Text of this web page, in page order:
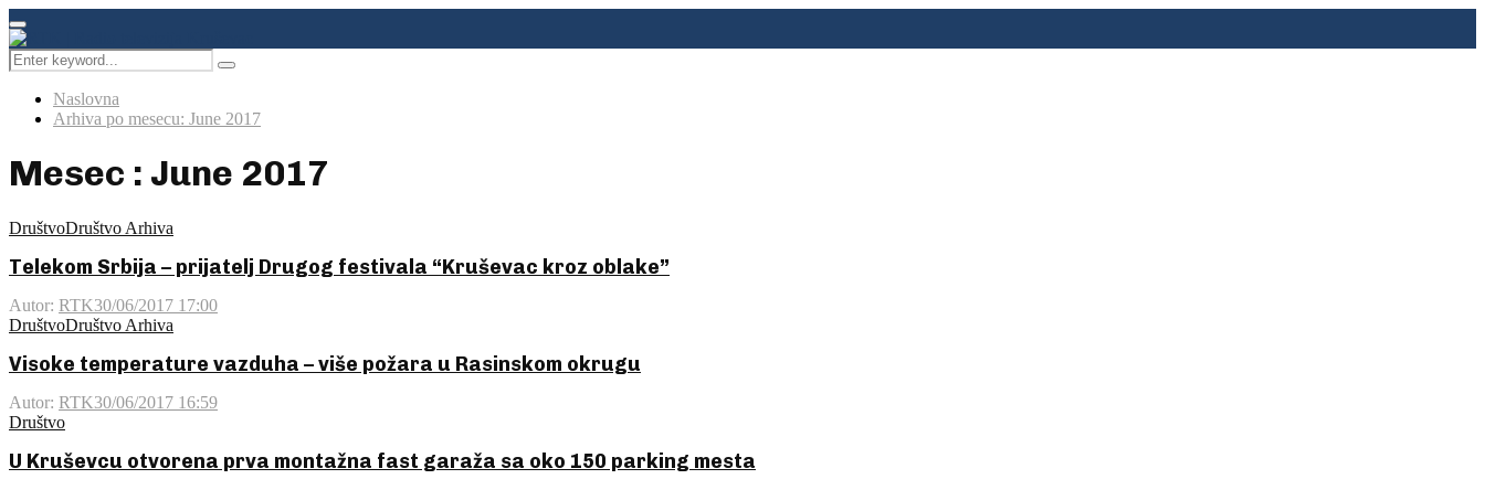
Facebook
Instagram
Youtube
Primary
Menu
Search
for:
Pretraga
Naslovna
Arhiva po mesecu: June 2017
Mesec : June 2017
DruštvoDruštvo Arhiva
Telekom Srbija – prijatelj Drugog festivala “Kruševac kroz oblake”
Autor: RTK30/06/2017 17:00
DruštvoDruštvo Arhiva
Visoke temperature vazduha – više požara u Rasinskom okrugu
Autor: RTK30/06/2017 16:59
Društvo
U Kruševcu otvorena prva montažna fast garaža sa oko 150 parking mesta